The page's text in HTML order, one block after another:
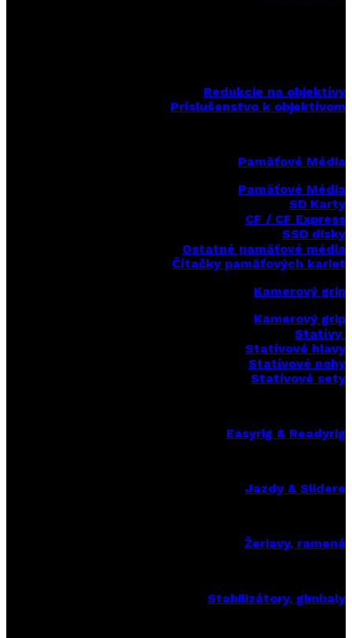
Redukcie na objektívy
Príslušenstvo k objektívom
Pamäťové Média
Pamäťové Média
SD Karty
CF / CF Express
SSD disky
Ostatné pamäťové média
Čítačky pamäťových kariet
Kamerový grip
Kamerový grip
Statívy
Statívové hlavy
Statívové nohy
Statívové sety
Easyrig & Readyrig
Jazdy & Slidere
Žeriavy, ramená
Stabilizátory, gimbaly